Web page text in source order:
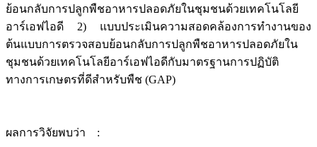
ย้อนกลับการปลูกพืชอาหารปลอดภัยในชุมชนด้วยเทคโนโลยี
อาร์เอฟไอดี 2) แบบประเมินความสอดคล้องการทำงานของ
ต้นแบบการตรวจสอบย้อนกลับการปลูกพืชอาหารปลอดภัยใน
ชุมชนด้วยเทคโนโลยีอาร์เอฟไอดีกับมาตรฐานการปฏิบัติ
ทางการเกษตรที่ดีสำหรับพืช (GAP)
ผลการวิจัยพบว่า :